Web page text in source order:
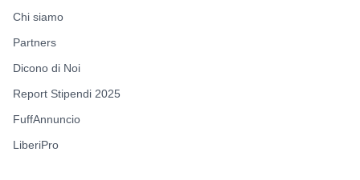
Chi siamo
Partners
Dicono di Noi
Report Stipendi 2025
FuffAnnuncio
LiberiPro